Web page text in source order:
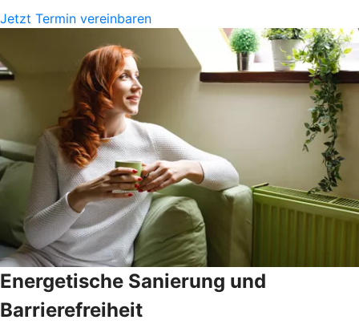
Jetzt Termin vereinbaren
Energetische Sanierung und
Barrierefreiheit